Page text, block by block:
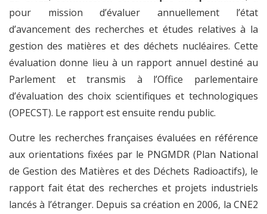
pour mission d’évaluer annuellement l’état
d’avancement des recherches et études relatives à la
gestion des matières et des déchets nucléaires. Cette
évaluation donne lieu à un rapport annuel destiné au
Parlement et transmis à l’Office parlementaire
d’évaluation des choix scientifiques et technologiques
(OPECST). Le rapport est ensuite rendu public.
Outre les recherches françaises évaluées en référence
aux orientations fixées par le PNGMDR (Plan National
de Gestion des Matières et des Déchets Radioactifs), le
rapport fait état des recherches et projets industriels
lancés à l’étranger. Depuis sa création en 2006, la CNE2